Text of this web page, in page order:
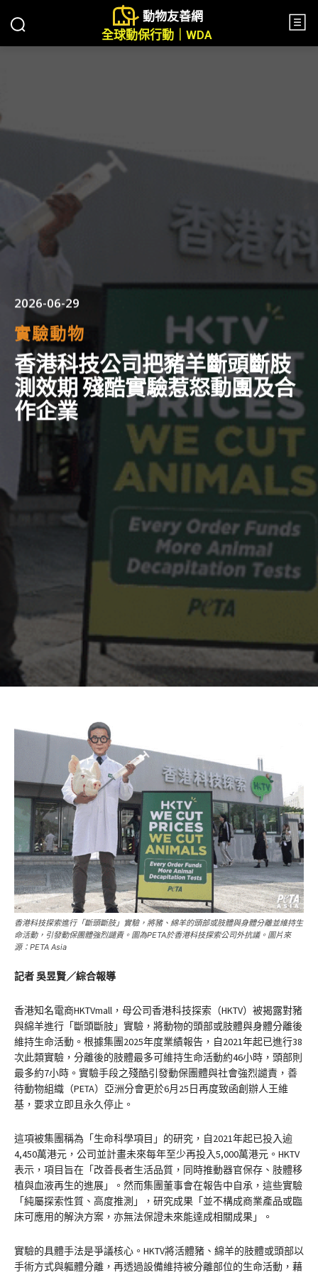
動物友善網
全球動保行動｜WDA
2026-06-29
實驗動物
香港科技公司把豬羊斷頭斷肢
測效期 殘酷實驗惹怒動團及合
作企業
香港科技探索進行「斷頭斷肢」實驗，將豬、綿羊的頭部或肢體與身體分離並維持生
命活動，引發動保團體強烈譴責。圖為PETA於香港科技探索公司外抗議。圖片來
源：PETA Asia
記者 吳昱賢／綜合報導
香港知名電商HKTVmall，母公司香港科技探索（HKTV）被揭露對豬
與綿羊進行「斷頭斷肢」實驗，將動物的頭部或肢體與身體分離後
維持生命活動。根據集團2025年度業績報告，自2021年起已進行38
次此類實驗，分離後的肢體最多可維持生命活動約46小時，頭部則
最多約7小時。實驗手段之殘酷引發動保團體與社會強烈譴責，善
待動物組織（PETA）亞洲分會更於6月25日再度致函創辦人王維
基，要求立即且永久停止。
這項被集團稱為「生命科學項目」的研究，自2021年起已投入逾
4,450萬港元，公司並計畫未來每年至少再投入5,000萬港元。HKTV
表示，項目旨在「改善長者生活品質，同時推動器官保存、肢體移
植與血液再生的進展」。然而集團董事會在報告中自承，這些實驗
「純屬探索性質、高度推測」，研究成果「並不構成商業產品或臨
床可應用的解決方案，亦無法保證未來能達成相關成果」。
實驗的具體手法是爭議核心。HKTV將活體豬、綿羊的肢體或頭部以
手術方式與軀體分離，再透過設備維持被分離部位的生命活動，藉